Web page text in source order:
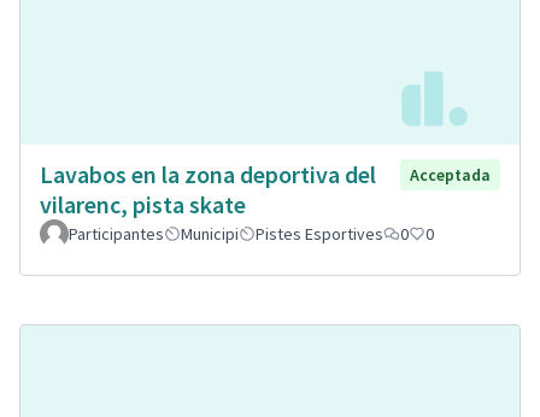
Lavabos en la zona deportiva del
vilarenc, pista skate
Acceptada
Participantes Municipi Pistes Esportives 0 0